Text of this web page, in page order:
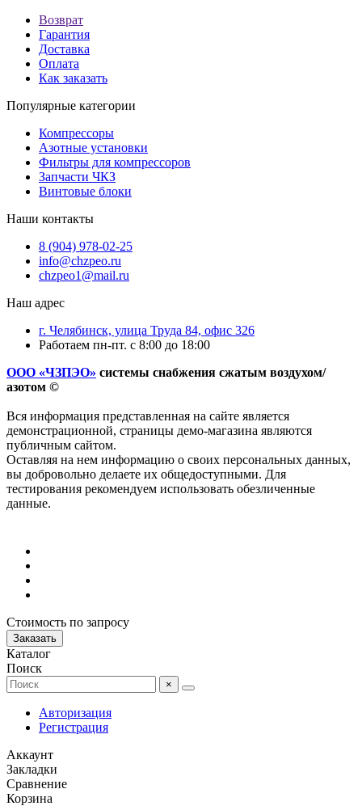
Возврат
Гарантия
Доставка
Оплата
Как заказать
Популярные категории
Компрессоры
Азотные установки
Фильтры для компрессоров
Запчасти ЧКЗ
Винтовые блоки
Наши контакты
8 (904) 978-02-25
info@chzpeo.ru
chzpeo1@mail.ru
Наш адрес
г. Челябинск, улица Труда 84, офис 326
Работаем пн-пт. с 8:00 до 18:00
ООО «ЧЗПЭО» системы снабжения сжатым воздухом/
азотом ©
Вся информация представленная на сайте является
демонстрационной, страницы демо-магазина являются
публичным сайтом.
Оставляя на нем информацию о своих персональных данных,
вы добровольно делаете их общедоступными. Для
тестирования рекомендуем использовать обезличенные
данные.
Стоимость по запросу
Заказать
Каталог
Поиск
×
Авторизация
Регистрация
Аккаунт
Закладки
Сравнение
Корзина